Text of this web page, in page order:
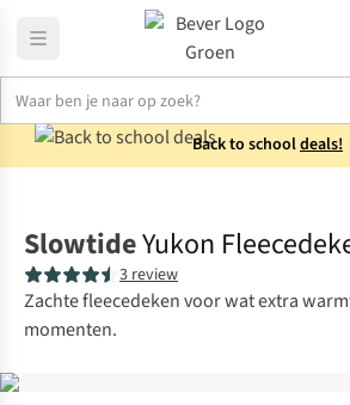
Back to schooldeals!
SlowtideYukon
3 review
Zachte fleecedeken voor wat extra
momenten.